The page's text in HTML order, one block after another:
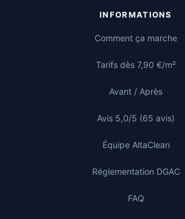
INFORMATIONS
Comment ça marche
Tarifs dès 7,90 €/m²
Avant / Après
Avis 5,0/5 (65 avis)
Équipe AltaClean
Réglementation DGAC
FAQ